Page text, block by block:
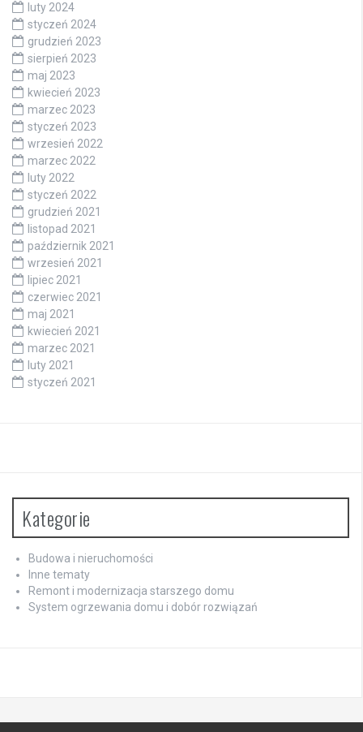
luty 2024
styczeń 2024
grudzień 2023
sierpień 2023
maj 2023
kwiecień 2023
marzec 2023
styczeń 2023
wrzesień 2022
marzec 2022
luty 2022
styczeń 2022
grudzień 2021
listopad 2021
październik 2021
wrzesień 2021
lipiec 2021
czerwiec 2021
maj 2021
kwiecień 2021
marzec 2021
luty 2021
styczeń 2021
Kategorie
Budowa i nieruchomości
Inne tematy
Remont i modernizacja starszego domu
System ogrzewania domu i dobór rozwiązań